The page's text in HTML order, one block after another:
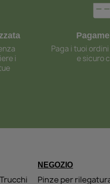
i
Paga i tuoi
e sicuro
NEGOZIO
Pinze per